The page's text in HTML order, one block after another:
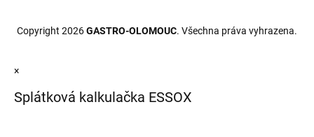
Copyright 2026GASTRO-OLOMOUC. Všechna práva vyhrazena.
×
Splátková kalkulačka ESSOX